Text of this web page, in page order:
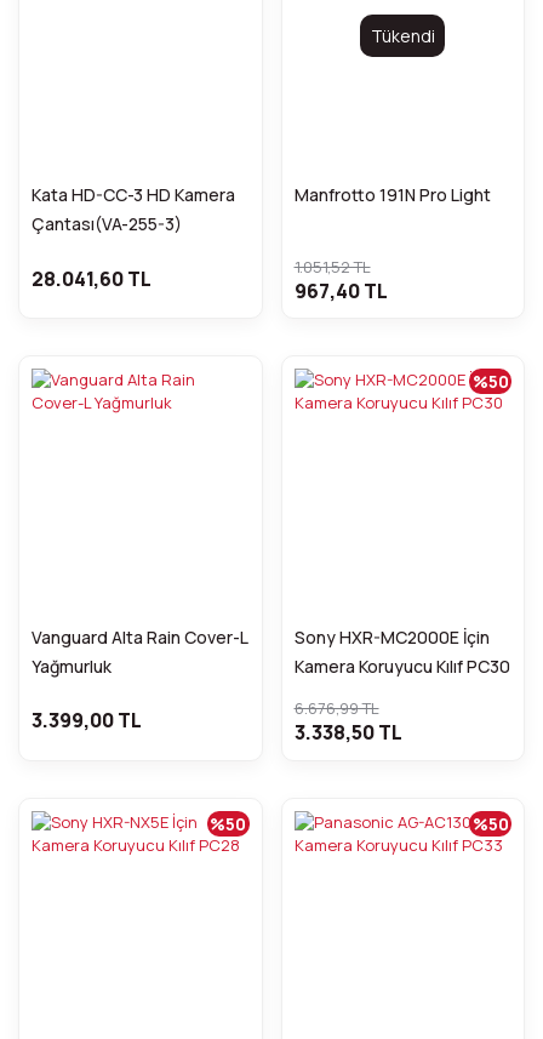
Kata HD-CC-3 HD Kamera
Çantası(VA-255-3)
28.041,60 TL
Tükendi
Manfrotto 191N Pro Light
1.051,52 TL
967,40 TL
Vanguard Alta Rain Cover-L
Yağmurluk
3.399,00 TL
Sony HXR-MC2000E İçin
Kamera Koruyucu Kılıf PC30
%50
6.676,99 TL
3.338,50 TL
%50 %50